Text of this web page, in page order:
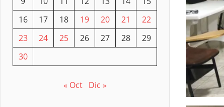
16
17 18 19 20 21
22
23
24 25 26 27 28
29
30
« Oct Dic »